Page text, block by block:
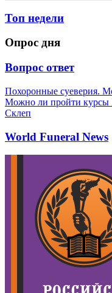
Топ недели
Опрос дня
Вопрос ответ
Похоронные суеверия.
Можно ли пройти курсы
Склеп
World Funeral News